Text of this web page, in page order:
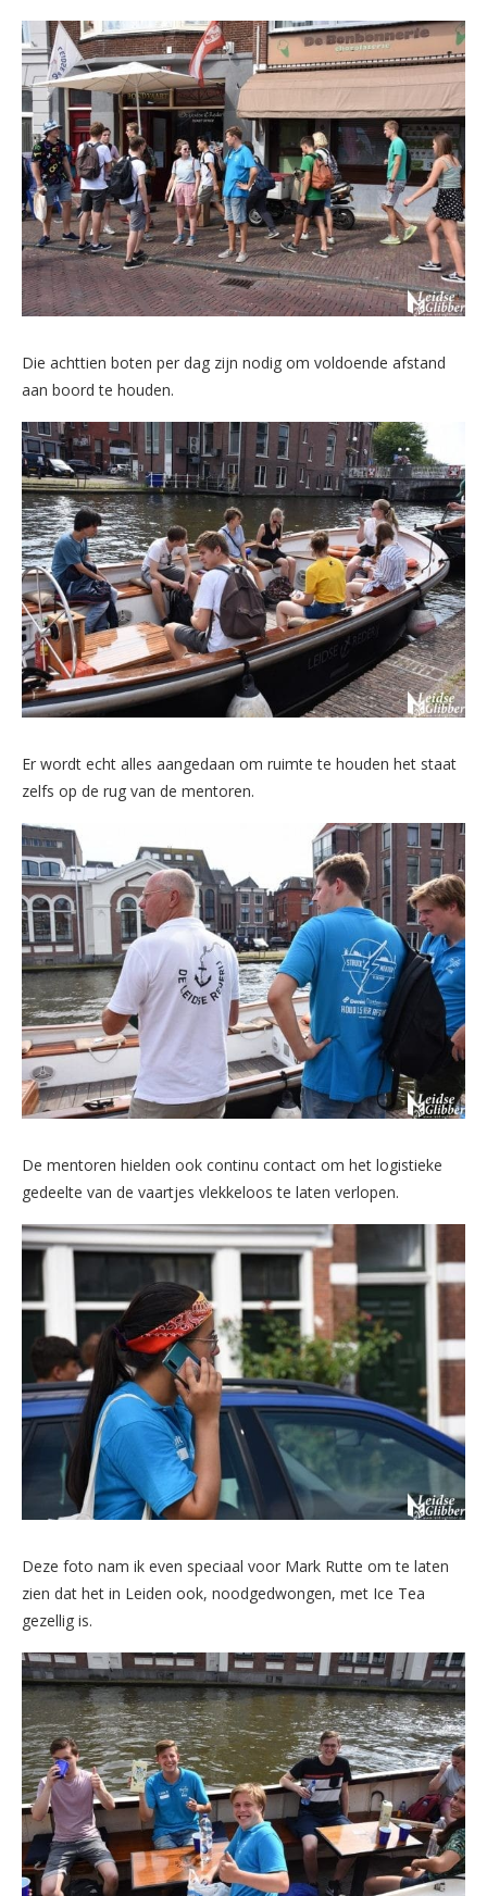
Die achttien boten per dag zijn nodig om voldoende afstand
aan boord te houden.
Er wordt echt alles aangedaan om ruimte te houden het staat
zelfs op de rug van de mentoren.
De mentoren hielden ook continu contact om het logistieke
gedeelte van de vaartjes vlekkeloos te laten verlopen.
Deze foto nam ik even speciaal voor Mark Rutte om te laten
zien dat het in Leiden ook, noodgedwongen, met Ice Tea
gezellig is.